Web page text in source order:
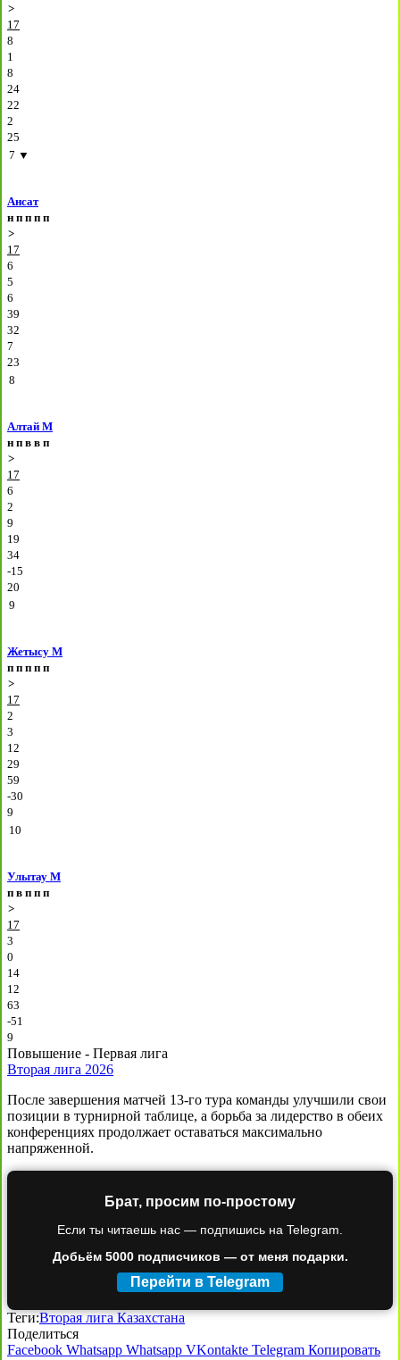
>
17
8
1
8
24
22
2
25
7 ▼
Ансат
н п п п п
>
17
6
5
6
39
32
7
23
8
Алтай М
н п в в п
>
17
6
2
9
19
34
-15
20
9
Жетысу М
п п п п п
>
17
2
3
12
29
59
-30
9
10
Улытау М
п в п п п
>
17
3
0
14
12
63
-51
9
Повышение - Первая лига
Вторая лига 2026
После завершения матчей 13-го тура команды улучшили свои
позиции в турнирной таблице, а борьба за лидерство в обеих
конференциях продолжает оставаться максимально
напряженной.
Брат, просим по-простому
Если ты читаешь нас — подпишись на Telegram.
Добьём 5000 подписчиков — от меня подарки.
Перейти в Telegram
Теги:Вторая лига Казахстана
Поделиться
Facebook Whatsapp Whatsapp VKontakte Telegram Копировать